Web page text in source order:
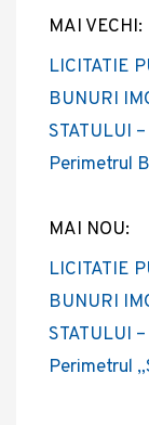
Post
MAI VECHI:
LICITATIE
BUNURI
STATULUI
Perimetrul
MAI NOU:
LICITATIE
BUNURI
STATULUI
Perimetrul